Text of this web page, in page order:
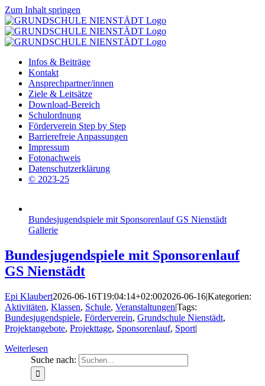
Zum Inhalt springen
Infos & Beiträge
Kontakt
Ansprechpartner/innen
Ziele & Leitsätze
Download-Bereich
Schulordnung
Förderverein Step by Step
Barrierefreie Anpassungen
Impressum
Fotonachweis
Datenschutzerklärung
© 2023-25
Bundesjugendspiele mit Sponsorenlauf GS Nienstädt
Gallerie
Bundesjugendspiele mit Sponsorenlauf
GS Nienstädt
Epi Klaubert2026-06-16T19:04:14+02:002026-06-16|Kategorien:
Aktivitäten, Klassen, Schule, Veranstaltungen|Tags:
Bundesjugendspiele, Förderverein, Grundschule Nienstädt,
Projektangebote, Projekttage, Sponsorenlauf, Sport|
Weiterlesen
Suche nach: